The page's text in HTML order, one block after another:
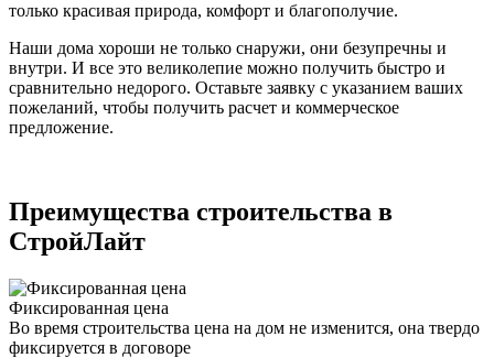
только красивая природа, комфорт и благополучие.
Наши дома хороши не только снаружи, они безупречны и
внутри. И все это великолепие можно получить быстро и
сравнительно недорого. Оставьте заявку с указанием ваших
пожеланий, чтобы получить расчет и коммерческое
предложение.
Преимущества строительства в
СтройЛайт
Фиксированная цена
Во время строительства цена на дом не изменится, она твердо
фиксируется в договоре